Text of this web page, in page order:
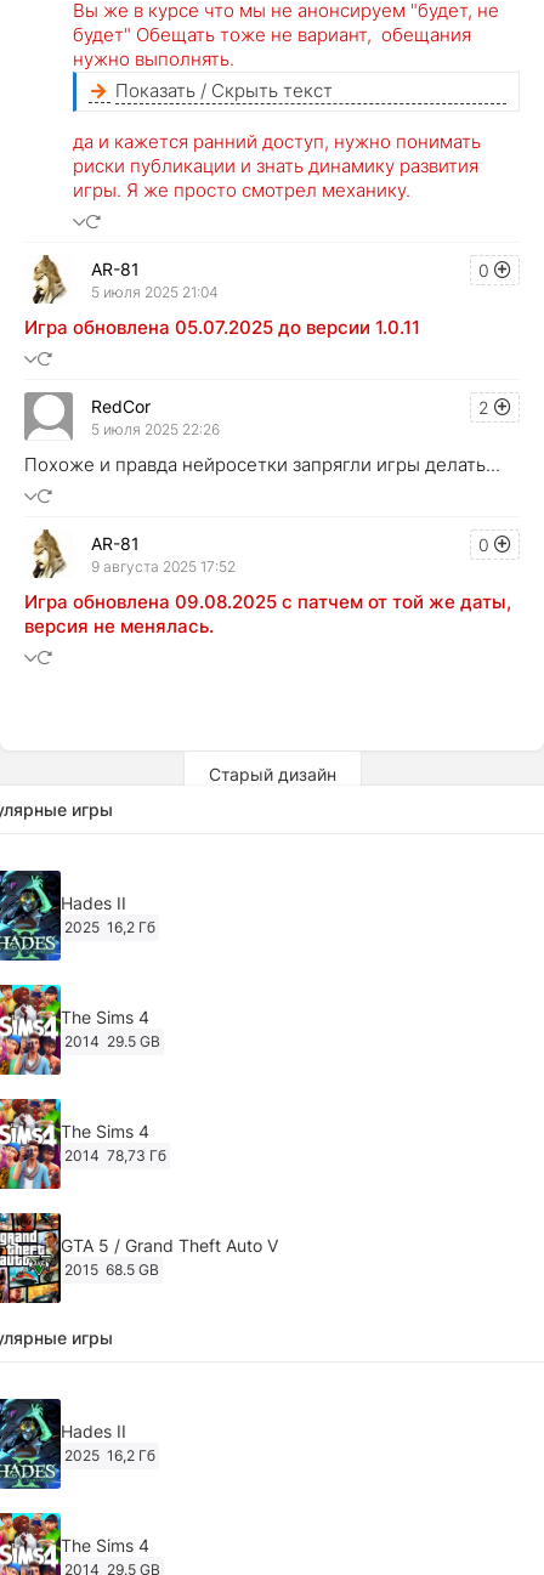
Вы же в курсе что мы не анонсируем "будет, не
будет" Обещать тоже не вариант, обещания
нужно выполнять.
Показать / Скрыть текст
да и кажется ранний доступ, нужно понимать
риски публикации и знать динамику развития
игры. Я же просто смотрел механику.
0
AR-81
5 июля 2025 21:04
Игра обновлена 05.07.2025 до версии 1.0.11
2
RedCor
5 июля 2025 22:26
Похоже и правда нейросетки запрягли игры делать...
0
AR-81
9 августа 2025 17:52
Игра обновлена 09.08.2025 с патчем от той же даты,
версия не менялась.
Старый дизайн
игры
Hades II
2025 16,2 Гб
The Sims 4
2014 29.5 GB
The Sims 4
2014 78,73 Гб
GTA 5 / Grand Theft Auto V
2015 68.5 GB
Ghost of Tsushima: Director's Cut v.1053.8.1023.1614
игры
Hades II
2025 16,2 Гб
The Sims 4
2014 29.5 GB